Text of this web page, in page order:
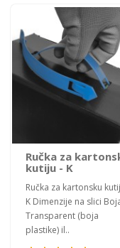
Ručka za
kutiju - K
Ručka za kartonsku
K Dimenzije na slici
Transparent (boja
plastike) il..